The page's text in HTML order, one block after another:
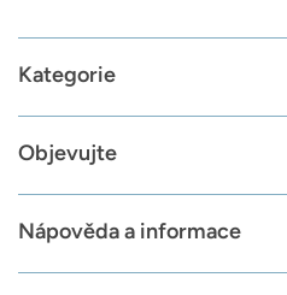
Kategorie
Objevujte
Nápověda a informace